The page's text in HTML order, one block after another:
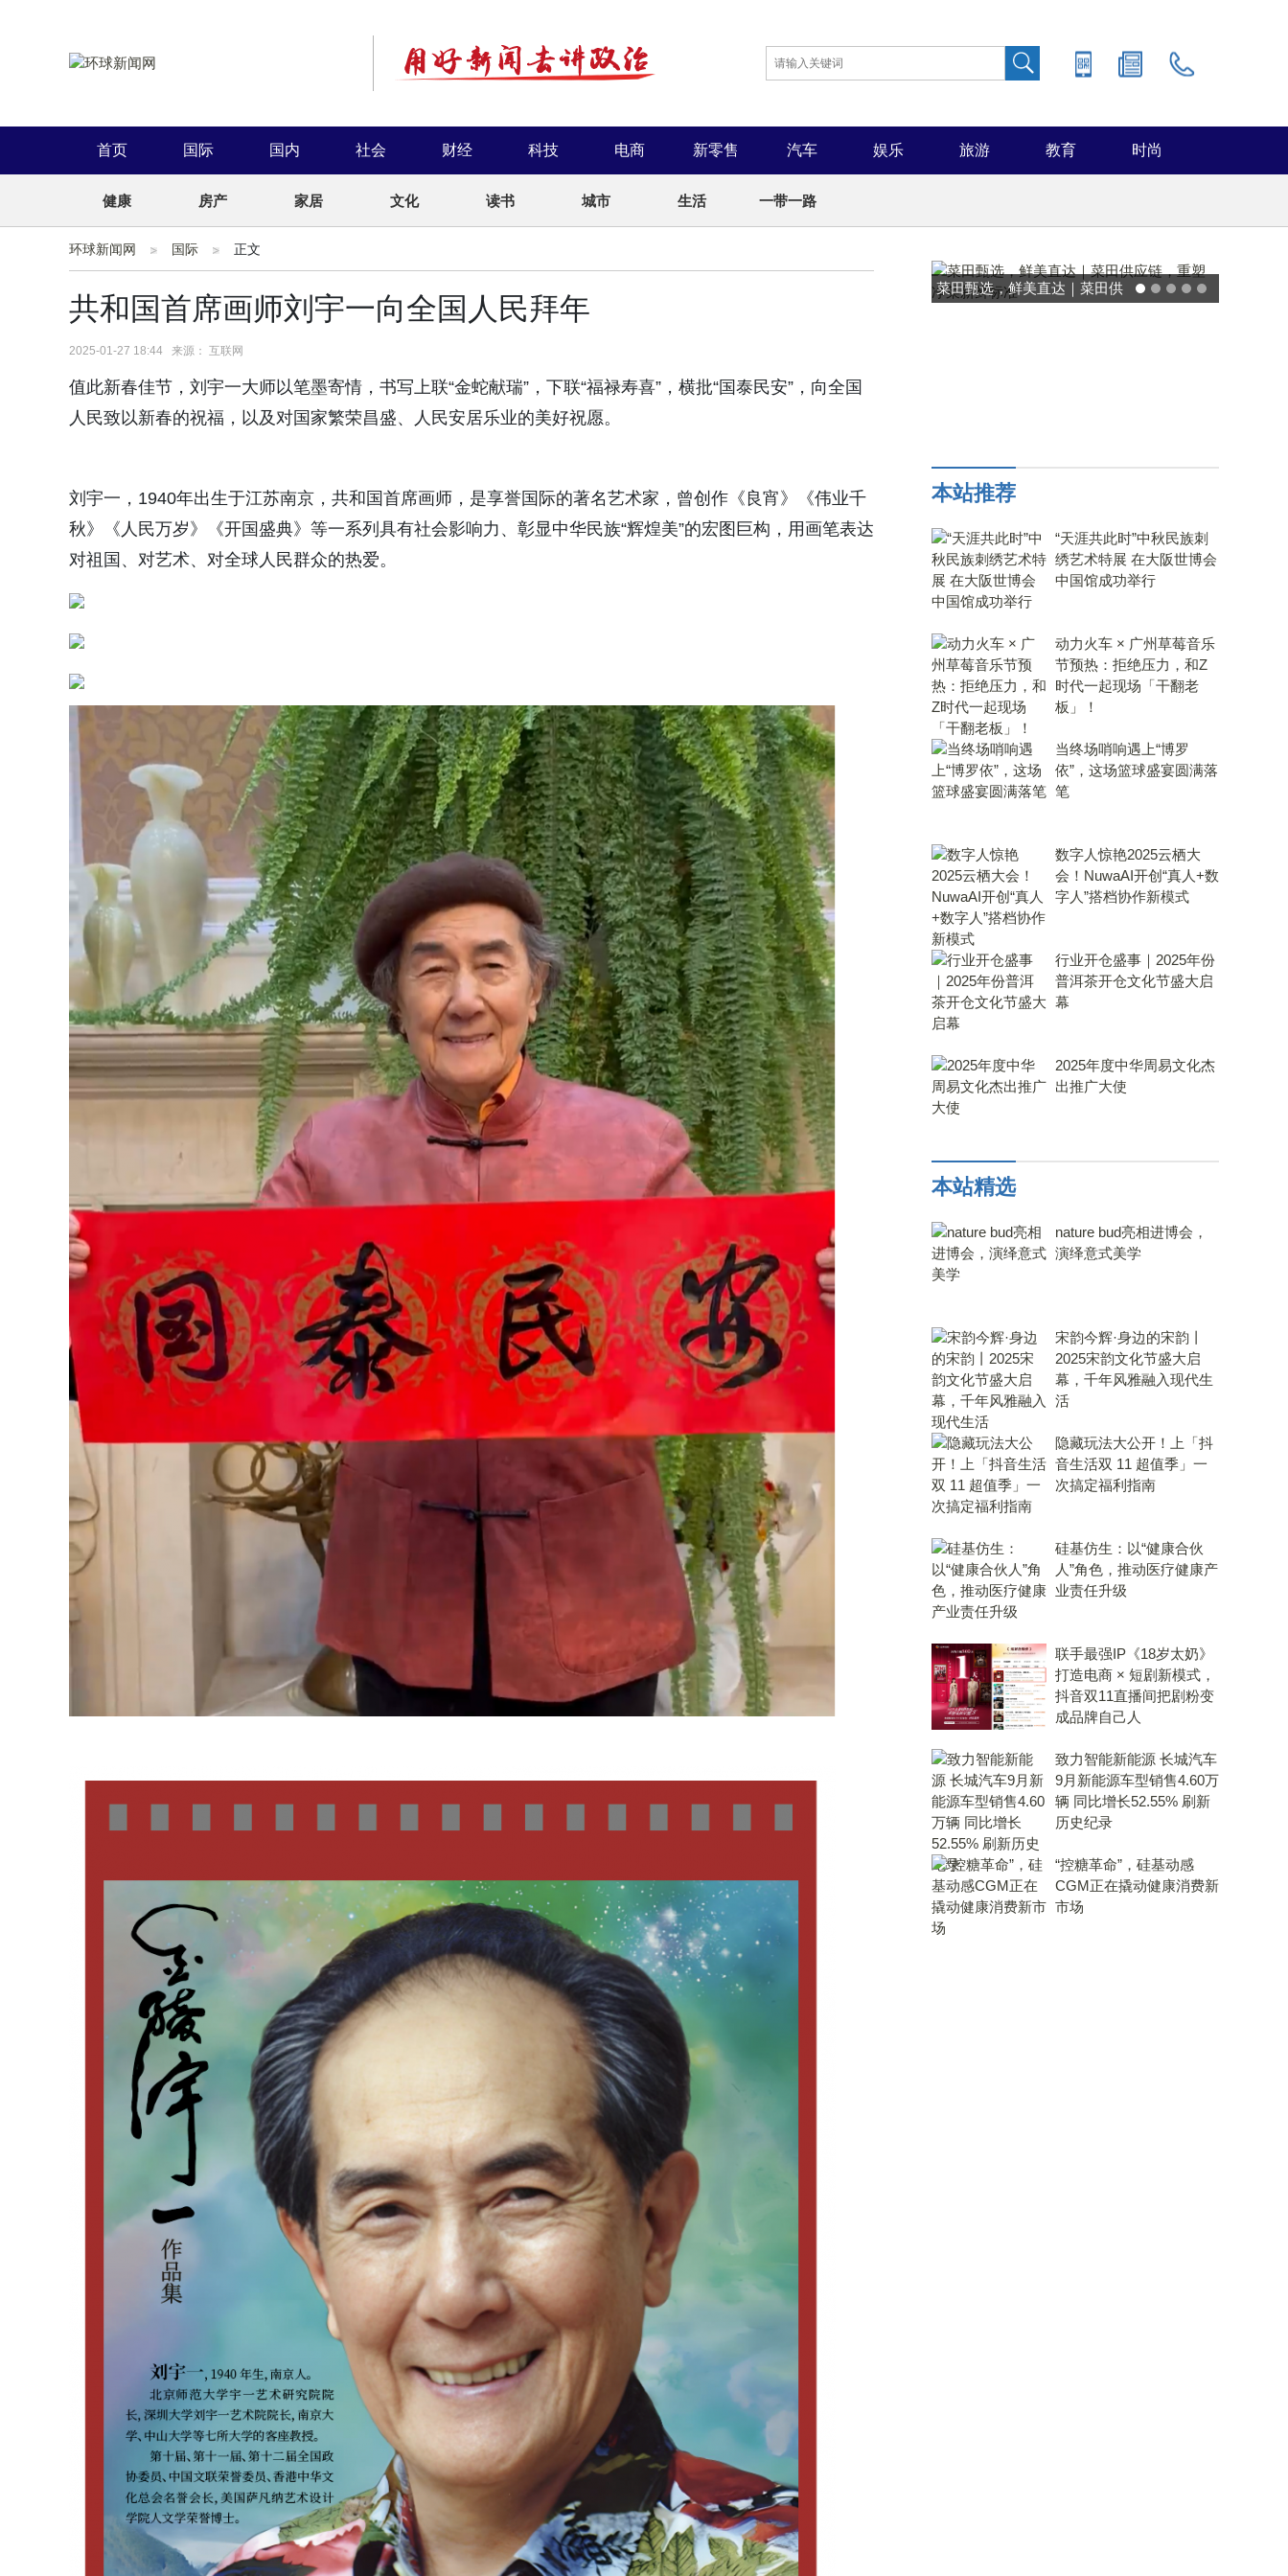
首页 国际 国内 社会 财经 科技 电商 新零售 汽车 娱乐 旅游 教育 时尚
健康 房产 家居 文化 读书 城市 生活 一带一路
环球新闻网 国际 正文
共和国首席画师刘宇一向全国人民拜年
2025-01-27 18:44 来源： 互联网
值此新春佳节，刘宇一大师以笔墨寄情，书写上联“金蛇献瑞”，下联“福禄寿喜”，横批“国泰民安”，向全国
人民致以新春的祝福，以及对国家繁荣昌盛、人民安居乐业的美好祝愿。
刘宇一，1940年出生于江苏南京，共和国首席画师，是享誉国际的著名艺术家，曾创作《良宵》《伟业千
秋》《人民万岁》《开国盛典》等一系列具有社会影响力、彰显中华民族“辉煌美”的宏图巨构，用画笔表达
对祖国、对艺术、对全球人民群众的热爱。
能率日式厨房美学：既要此刻
本站推荐
“天涯共此时”中秋民族刺
绣艺术特展 在大阪世博会
中国馆成功举行
动力火车 × 广州草莓音乐
节预热：拒绝压力，和Z
时代一起现场「干翻老
板」！
当终场哨响遇上“博罗
依”，这场篮球盛宴圆满落
笔
数字人惊艳2025云栖大
会！NuwaAI开创“真人+数
字人”搭档协作新模式
行业开仓盛事｜2025年份
普洱茶开仓文化节盛大启
幕
2025年度中华周易文化杰
出推广大使
本站精选
nature bud亮相进博会，
演绎意式美学
宋韵今辉·身边的宋韵丨
2025宋韵文化节盛大启
幕，千年风雅融入现代生
活
隐藏玩法大公开！上「抖
音生活双 11 超值季」一
次搞定福利指南
硅基仿生：以“健康合伙
人”角色，推动医疗健康产
业责任升级
联手最强IP《18岁太奶》
打造电商 × 短剧新模式，
抖音双11直播间把剧粉变
成品牌自己人
致力智能新能源 长城汽车
9月新能源车型销售4.60万
辆 同比增长52.55% 刷新
历史纪录
“控糖革命”，硅基动感
CGM正在撬动健康消费新
市场